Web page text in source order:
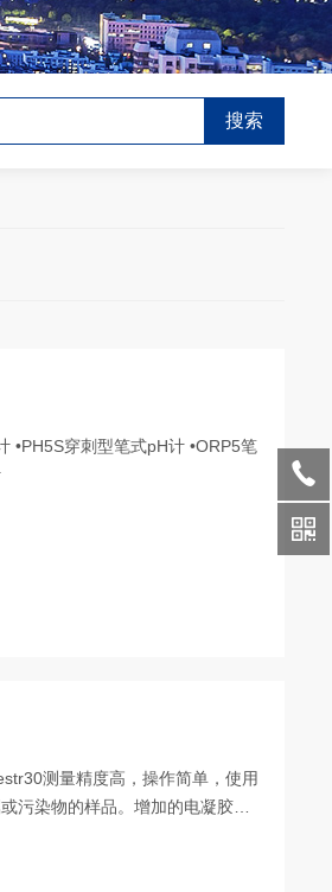
•PH5S穿刺型笔式pH计 •ORP5笔
测量精度高，操作简单，使用
污染物的样品。增加的电凝胶量